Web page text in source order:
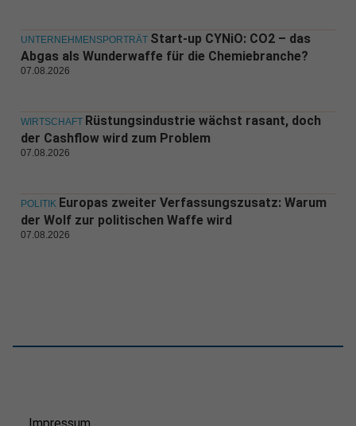
UNTERNEHMENSPORTRÄT Start-up CYNiO: CO2 – das
Abgas als Wunderwaffe für die Chemiebranche?
07.08.2026
WIRTSCHAFT Rüstungsindustrie wächst rasant, doch
der Cashflow wird zum Problem
07.08.2026
POLITIK Europas zweiter Verfassungszusatz: Warum
der Wolf zur politischen Waffe wird
07.08.2026